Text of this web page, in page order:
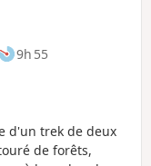
9h 55
d'un trek de deux
de forêts,